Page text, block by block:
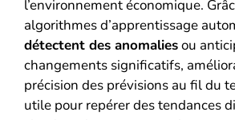
l’environnement économique.
algorithmes d’apprentissage
détectent des anomaliesou
changements significatifs,
précision des prévisions au fil du
utile pour repérer des tendances